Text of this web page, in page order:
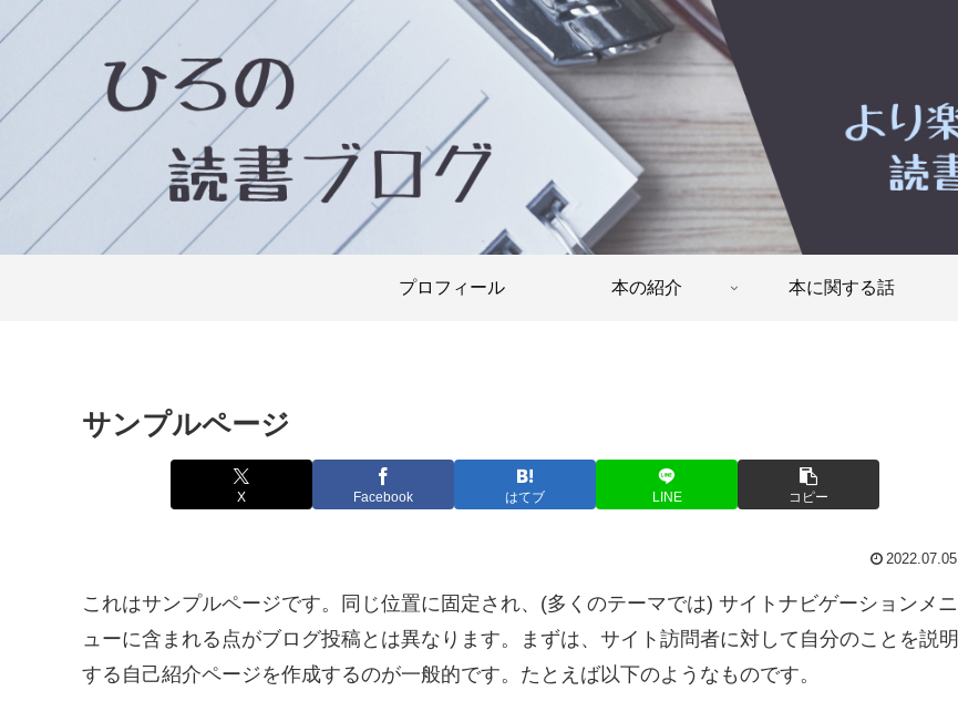
プロフィール 本の紹介 本に関する話
サンプルページ
X Facebook はてブ LINE コピー
2022.07.05
これはサンプルページです。同じ位置に固定され、(多くのテーマでは) サイトナビゲーションメニ
ューに含まれる点がブログ投稿とは異なります。まずは、サイト訪問者に対して自分のことを説明
する自己紹介ページを作成するのが一般的です。たとえば以下のようなものです。